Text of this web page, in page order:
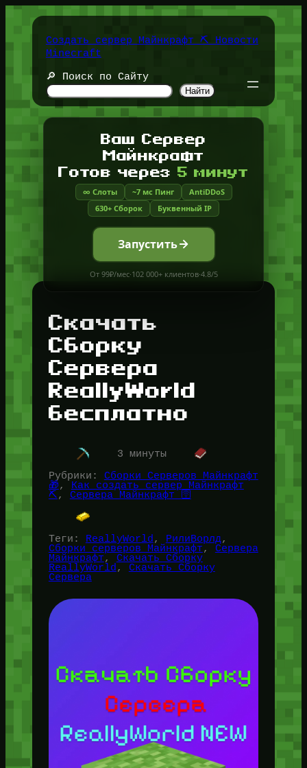
Перейти
содержимомуСоздать сервер Майнкрафт ⛏️ Новости
Minecraft
🔎 Поиск по Сайту
Найти
Ваш Сервер
Майнкрафт
Готов через 5 минут
∞ Слоты ~7 мс Пинг
AntiDDoS
630+ Сборок
Буквенный IP
Запустить
От 99₽/мес·102 000+ клиентов·4.8/5
Скачать
Сборку
Сервера
ReallyWorld
бесплатно
3 минуты
Рубрики: Сборки Серверов Майнкрафт
🎁,
Как создать сервер Майнкрафт
⛏️, Сервера Майнкрафт 🛜
Теги: ReallyWorld , РилиВорлд
Сборки серверов Майнкрафт, Сервера
Майнкрафт, Скачать Сборку
ReallyWorld , Скачать Сборку
Сервера